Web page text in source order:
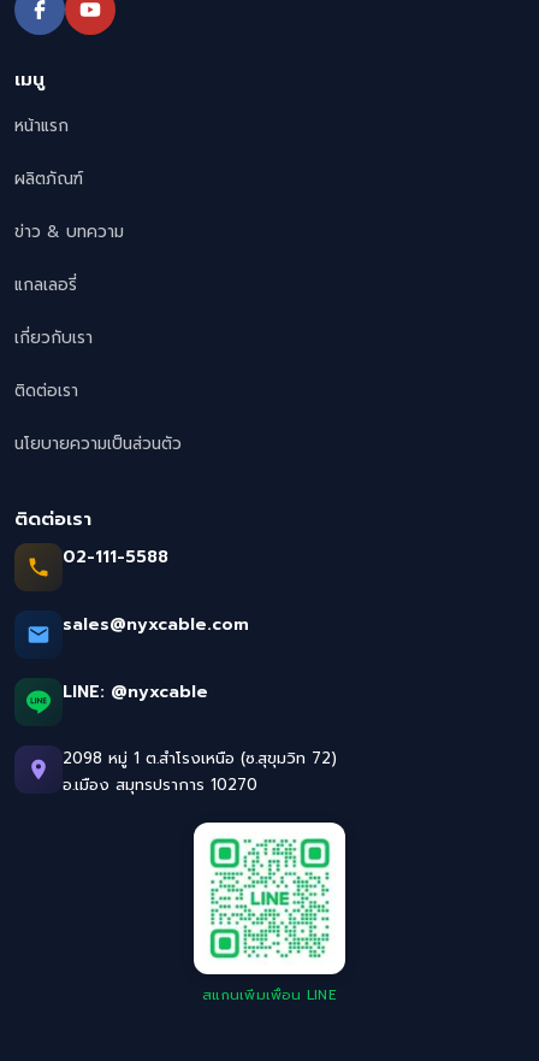
เมนู
หน้าแรก
ผลิตภัณฑ์
ข่าว & บทความ
แกลเลอรี่
เกี่ยวกับเรา
ติดต่อเรา
นโยบายความเป็นส่วนตัว
ติดต่อเรา
02-111-5588
sales@nyxcable.com
LINE: @nyxcable
2098 หมู่ 1 ต.สำโรงเหนือ (ซ.สุขุมวิท 72)
อ.เมือง สมุทรปราการ 10270
สแกนเพิ่มเพื่อน LINE